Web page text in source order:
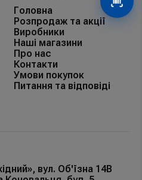
Головна
Розпродаж та акції
Виробники
Наші магазини
Про нас
Контакти
Умови покупок
Питання та відповіді
вул. Об'їзна 14В